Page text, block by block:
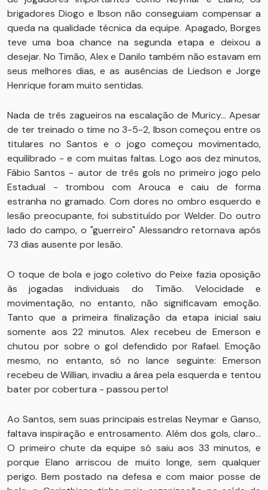
brigadores Diogo e Ibson não conseguiam compensar a
queda na qualidade técnica da equipe. Apagado, Borges
teve uma boa chance na segunda etapa e deixou a
desejar. No Timão, Alex e Danilo também não estavam em
seus melhores dias, e as ausências de Liedson e Jorge
Henrique foram muito sentidas.
Nada de três zagueiros na escalação de Muricy... Apesar
de ter treinado o time no 3-5-2, Ibson começou entre os
titulares no Santos e o jogo começou movimentado,
equilibrado - e com muitas faltas. Logo aos dez minutos,
Fábio Santos - autor de três gols no primeiro jogo pelo
Estadual - trombou com Arouca e caiu de forma
estranha no gramado. Com dores no ombro esquerdo e
lesão preocupante, foi substituído por Welder. Do outro
lado do campo, o "guerreiro" Alessandro retornava após
73 dias ausente por lesão.
O toque de bola e jogo coletivo do Peixe fazia oposição
às jogadas individuais do Timão. Velocidade e
movimentação, no entanto, não significavam emoção.
Tanto que a primeira finalização da etapa inicial saiu
somente aos 22 minutos. Alex recebeu de Emerson e
chutou por sobre o gol defendido por Rafael. Emoção
mesmo, no entanto, só no lance seguinte: Emerson
recebeu de Willian, invadiu a área pela esquerda e tentou
bater por cobertura - passou perto!
Ao Santos, sem suas principais estrelas Neymar e Ganso,
faltava inspiração e entrosamento. Além dos gols, claro...
O primeiro chute da equipe só saiu aos 33 minutos, e
porque Elano arriscou de muito longe, sem qualquer
perigo. Bem postado na defesa e com maior posse de